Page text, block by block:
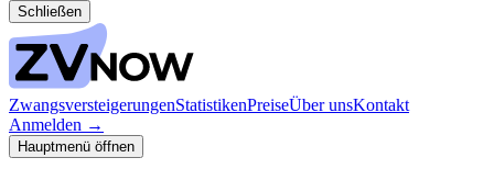
Schließen
ZwangsversteigerungenStatistikenPreiseÜber unsKontakt
Anmelden →
Hauptmenü öffnen